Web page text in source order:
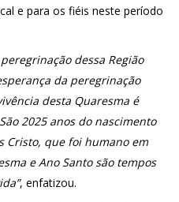
e para os fiéis neste período
dessa Região
da peregrinação
desta Quaresma é
2025 anos do nascimento
Cristo, que foi humano em
e Ano Santo são tempos
, enfatizou.